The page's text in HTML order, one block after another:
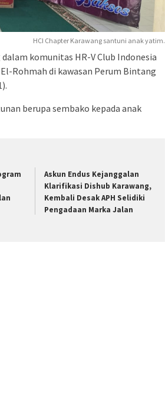
HCI Chapter Karawang santuni anak yatim.
komunitas HR-V Club Indonesia
Rohmah di kawasan Perum Bintang
berupa sembako kepada anak
Askun Endus Kejanggalan
Klarifikasi Dishub Karawang,
Kembali Desak APH Selidiki
Pengadaan Marka Jalan